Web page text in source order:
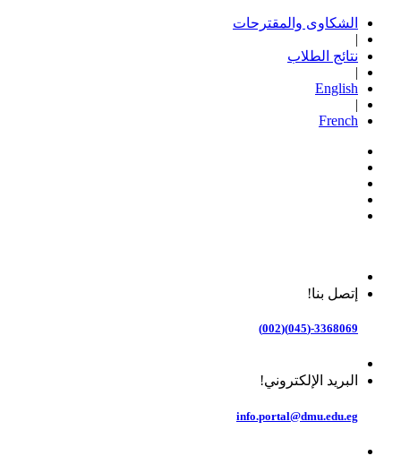
الشكاوى والمقترحات
|
نتائج الطلاب
|
English
|
French
إتصل بنا!
3368069-(045)(002)
البريد الإلكتروني!
info.portal@dmu.edu.eg